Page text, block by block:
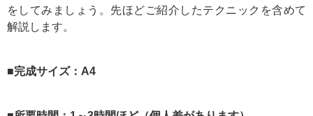
をしてみましょう。先ほどご紹介したテクニックを含めて
解説します。
■完成サイズ：A4